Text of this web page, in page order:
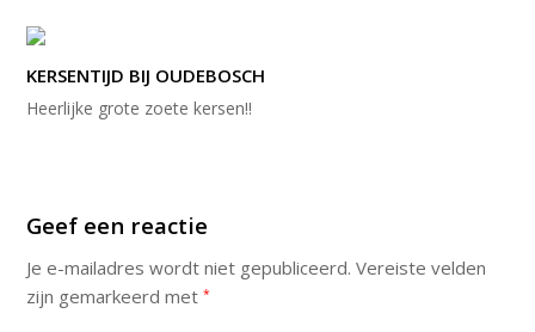
KERSENTIJD BIJ OUDEBOSCH
Heerlijke grote zoete kersen!!
Geef een reactie
Je e-mailadres wordt niet gepubliceerd. Vereiste velden
zijn gemarkeerd met*